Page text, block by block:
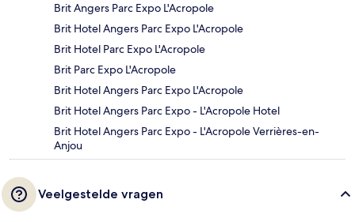
Brit Angers Parc Expo L'Acropole
Brit Hotel Angers Parc Expo L'Acropole
Brit Hotel Parc Expo L'Acropole
Brit Parc Expo L'Acropole
Brit Hotel Angers Parc Expo L'Acropole
Brit Hotel Angers Parc Expo - L'Acropole Hotel
Brit Hotel Angers Parc Expo - L'Acropole Verrières-en-
Anjou
Veelgestelde vragen